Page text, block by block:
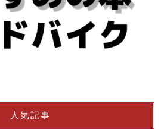
人気記事